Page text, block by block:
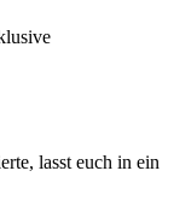
lasst euch in ein